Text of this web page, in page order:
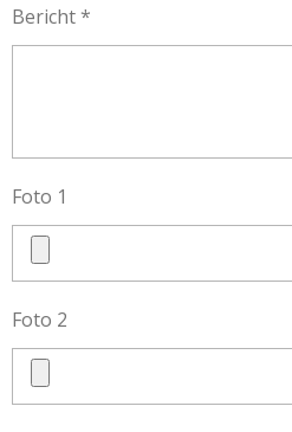
Bericht *
Foto 1
Foto 2